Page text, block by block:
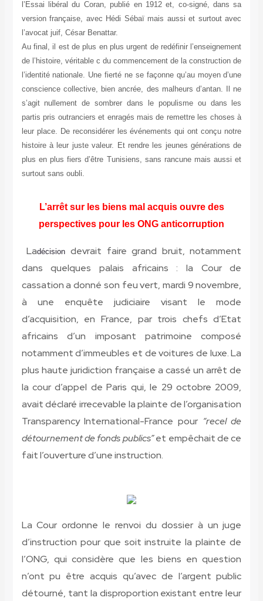
l’Essai libéral du Coran, publié en 1912 et, co-signé, dans sa
version française, avec Hédi Sébaï mais aussi et surtout avec
l’avocat juif, César Benattar.
Au final, il est de plus en plus urgent de redéfinir l’enseignement
de l’histoire, véritable c du commencement de la construction de
l’identité nationale. Une fierté ne se façonne qu’au moyen d’une
conscience collective, bien ancrée, des malheurs d’antan. Il ne
s’agit nullement de sombrer dans le populisme ou dans les
partis pris outranciers et enragés mais de remettre les choses à
leur place. De reconsidérer les événements qui ont conçu notre
histoire à leur juste valeur. Et rendre les jeunes générations de
plus en plus fiers d’être Tunisiens, sans rancune mais aussi et
surtout sans oubli.
L’arrêt sur les biens mal acquis ouvre des
perspectives pour les ONG anticorruption
Ladécision devrait faire grand bruit, notamment
dans quelques palais africains : la Cour de
cassation a donné son feu vert, mardi 9 novembre,
à une enquête judiciaire visant le mode
d’acquisition, en France, par trois chefs d’Etat
africains d’un imposant patrimoine composé
notamment d’immeubles et de voitures de luxe. La
plus haute juridiction française a cassé un arrêt de
la cour d’appel de Paris qui, le 29 octobre 2009,
avait déclaré irrecevable la plainte de l’organisation
Transparency International-France pour “recel de
détournement de fonds publics”et empêchait de ce
fait l’ouverture d’une instruction.
La Cour ordonne le renvoi du dossier à un juge
d’instruction pour que soit instruite la plainte de
l’ONG, qui considère que les biens en question
n’ont pu être acquis qu’avec de l’argent public
détourné, tant la disproportion existant entre leur